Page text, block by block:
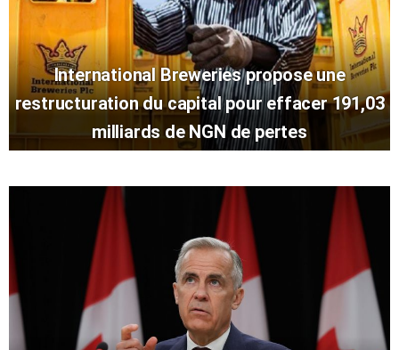
International Breweries propose une
restructuration du capital pour effacer 191,03
milliards de NGN de pertes